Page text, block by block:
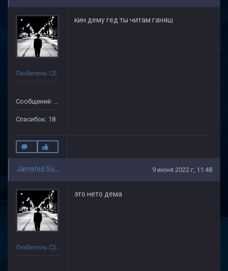
Любитель CS
Сообщений: 505
Спасибок: 18
кин дему гед ты читам ганяш
9 июня 2022 г, 11:48
Любитель CS
это нето дема